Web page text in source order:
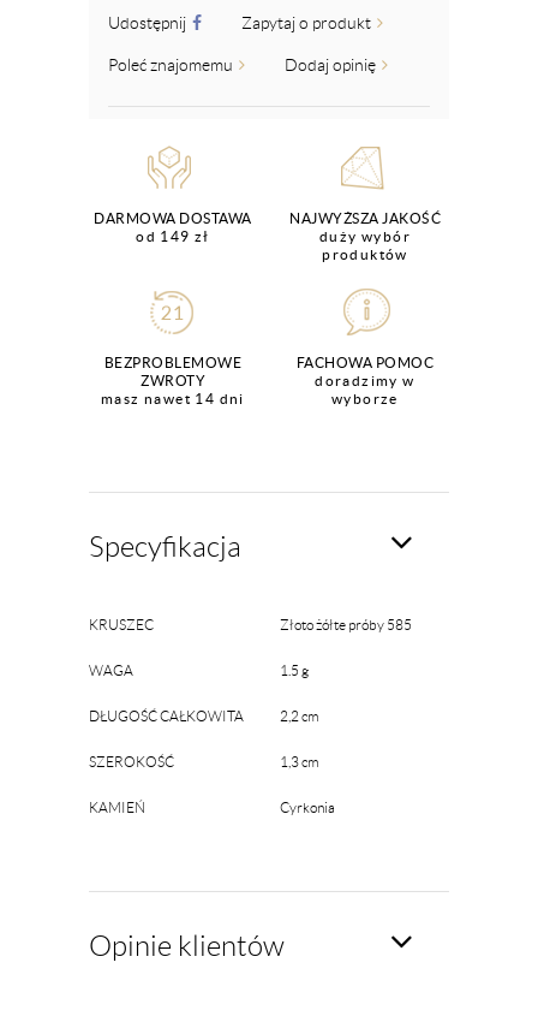
Udostępnij Zapytaj o produkt
Poleć znajomemu Dodaj opinię
DARMOWA DOSTAWA
od 149 zł
NAJWYŻSZA JAKOŚĆ
duży wybór
produktów
BEZPROBLEMOWE
ZWROTY
masz nawet 14 dni
FACHOWA POMOC
doradzimy w
wyborze
Specyfikacja
KRUSZEC Złoto żółte próby 585
WAGA 1.5 g
DŁUGOŚĆ CAŁKOWITA 2,2 cm
SZEROKOŚĆ 1,3 cm
KAMIEŃ Cyrkonia
Opinie klientów